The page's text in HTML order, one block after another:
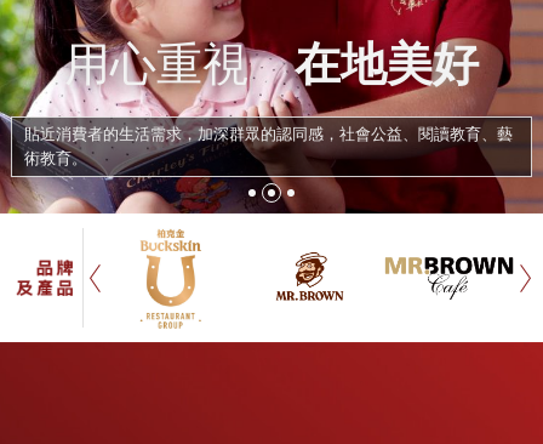
用心重視在地美好
貼近消費者的生活需求，加深群眾的認同感，社會公益、閱讀教育、藝
術教育。